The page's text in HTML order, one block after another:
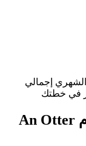
إجمالي
ما الذي يمكنك إنشاؤه باستخدام An Otter